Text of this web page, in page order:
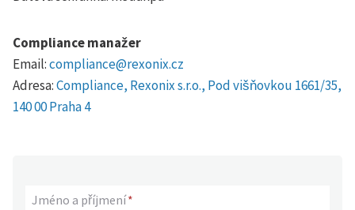
Compliance manažer
Email:compliance@rexonix.cz
Adresa:Compliance, Rexonix s.r.o., Pod višňovkou 1661/35,
140 00 Praha 4
Jméno a příjmení*